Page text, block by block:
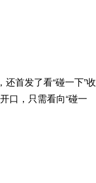
首发了看“碰一下”收
口，只需看向“碰一